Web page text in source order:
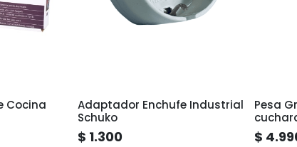
Cocina
Adaptador Enchufe Industrial
Schuko
$ 1.300
Pesa
$